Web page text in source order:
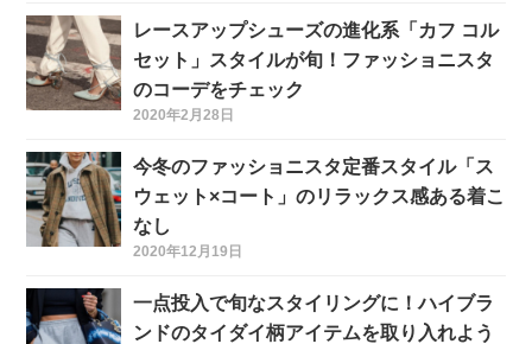
レースアップシューズの進化系「カフ コル
セット」スタイルが旬！ファッショニスタ
のコーデをチェック
2020年2月28日
今冬のファッショニスタ定番スタイル「ス
ウェット×コート」のリラックス感ある着こ
なし
2020年12月19日
一点投入で旬なスタイリングに！ハイブラ
ンドのタイダイ柄アイテムを取り入れよう